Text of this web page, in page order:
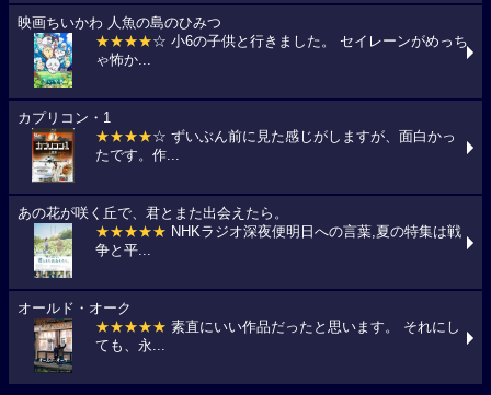
映画ちいかわ 人魚の島のひみつ
★★★★☆ 小6の子供と行きました。 セイレーンがめっち
ゃ怖か...
カプリコン・1
★★★★☆ ずいぶん前に見た感じがしますが、面白かっ
たです。作...
あの花が咲く丘で、君とまた出会えたら。
★★★★★ NHKラジオ深夜便明日への言葉,夏の特集は戦
争と平...
オールド・オーク
★★★★★ 素直にいい作品だったと思います。 それにし
ても、永...